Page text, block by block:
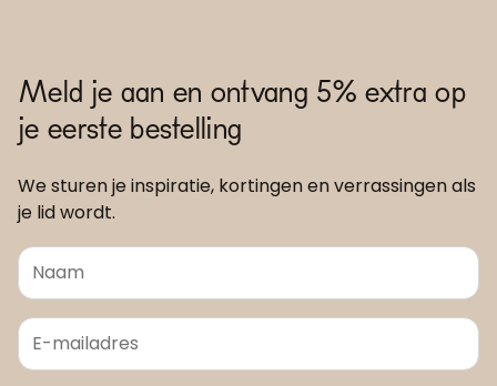
Meld je aan en ontvang 5% extra op
je eerste bestelling
We sturen je inspiratie, kortingen en verrassingen als
je lid wordt.